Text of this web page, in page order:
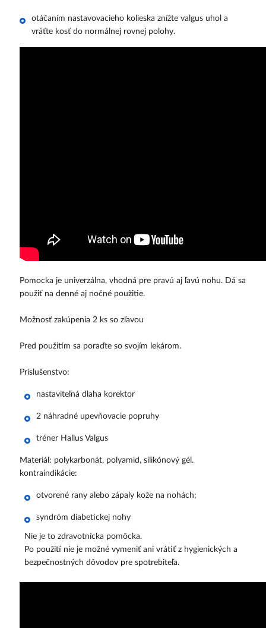
otáčaním nastavovacieho kolieska znížte valgus uhol a
vráťte kosť do normálnej rovnej polohy.
Pomocka je univerzálna, vhodná pre pravú aj ľavú nohu. Dá sa
použiť na denné aj nočné použitie.
Možnosť zakúpenia 2 ks so zľavou
Pred použitím sa poraďte so svojím lekárom.
Príslušenstvo:
nastaviteľná dlaha korektor
2 náhradné upevňovacie popruhy
tréner Hallus Valgus
Materiál: polykarbonát, polyamid, silikónový gél.
kontraindikácie:
otvorené rany alebo zápaly kože na nohách;
syndróm diabetickej nohy
Nie je to zdravotnícka pomôcka.
Po použití nie je možné vymeniť ani vrátiť z hygienických a
bezpečnostných dôvodov pre spotrebiteľa.